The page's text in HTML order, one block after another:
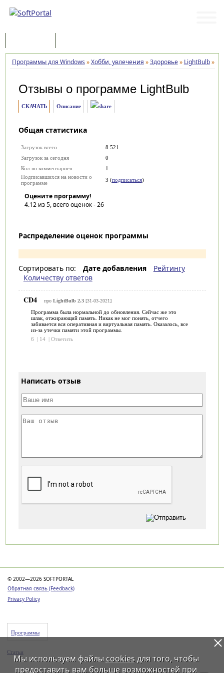
Программы для Windows »Хобби, увлечения »Здоровье» LightBulb»
Отзывы о программе LightBulb
СКАЧАТЬ Описание
Общая статистика
Загрузок всего
8 521
Загрузок за сегодня
0
Кол-во комментариев
1
Подписавшихся на новости о
программе
3 (подписаться)
Оцените программу!
4.12из 5, всего оценок -26
Распределение оценок программы
Сортировать по: Дате добавления
Рейтингу
Количеству ответов
CD4 про LightBulb 2.3[31-03-2021]
Программа была нормальной до обновления. Сейчас же это
шлак, отжирающий память. Никак не мог понять, отчего
забивается вся оперативная и виртуальная память. Оказалось, все
из-за утечки памяти этой программы.
6
| 14 | Ответить
Написать отзыв
© 2002—2026 SOFTPORTAL
Обратная связь (Feedback)
Privacy Policy
Программы
Статьи
Мы используем файлы cookiesдля того, чтобы
предоставить вам больше возможностей при